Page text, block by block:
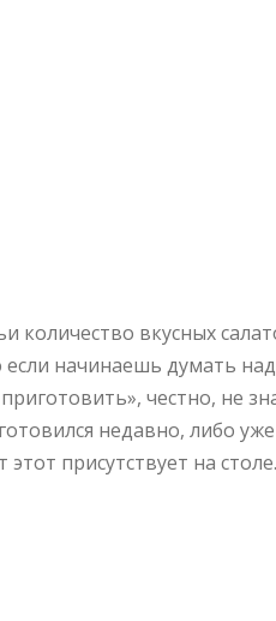
количество вкусных
если начинаешь думать
честно, не
недавно, либо
этот присутствует на